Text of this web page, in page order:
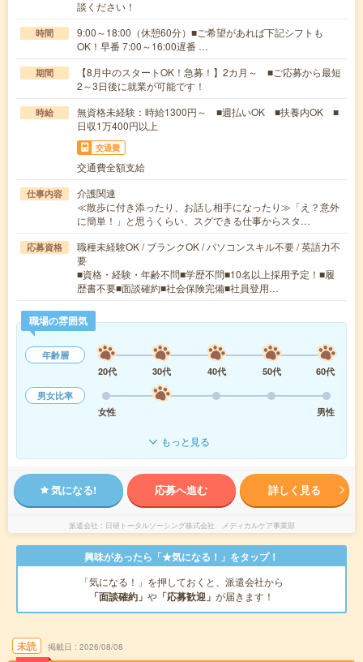
談ください！
時間
9:00～18:00（休憩60分）■ご希望があれば下記シフトも
OK！早番 7:00～16:00遅番 …
期間
【8月中のスタートOK！急募！】2カ月～ ■ご応募から最短
2～3日後に就業が可能です！
時給
無資格未経験：時給1300円～ ■週払いOK ■扶養内OK ■
日収1万400円以上
交通費
交通費全額支給
仕事内容
介護関連
≪散歩に付き添ったり、お話し相手になったり≫「え？意外
に簡単！」と思うくらい、スグできる仕事からスタ…
応募資格
職種未経験OK / ブランクOK / パソコンスキル不要 / 英語力不
要
■資格・経験・年齢不問■学歴不問■10名以上採用予定！■履
歴書不要■面談確約■社会保険完備■社員登用…
職場の雰囲気
年齢層
20代
30代 40代 50代
60代
男女比率
女性
男性
もっと見る
気になる! 応募へ進む 詳しく見る
派遣会社 日研トータルソーシング株式会社 メディカルケア事業部
興味があったら「★気になる！」をタップ！
「気になる！」を押しておくと、派遣会社から
「面談確約」 や 「応募歓迎」 が届きます！
未読 掲載日 2026/08/08